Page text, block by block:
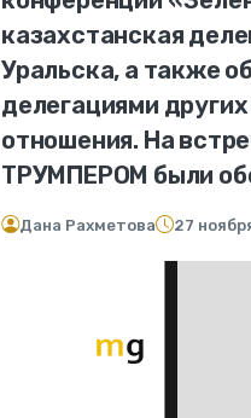
казахстанская
Уральска, а также
делегациями
отношения. На
ТРУМПЕРОМ были
Дана Рахметова 27